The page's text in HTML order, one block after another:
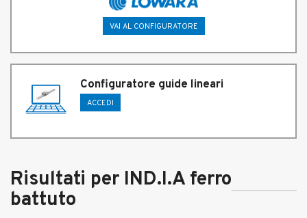
VAI AL CONFIGURATORE
Configuratore guide lineari
ACCEDI
Risultati per IND.I.A ferro
battuto